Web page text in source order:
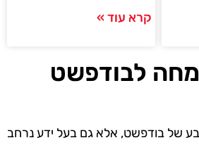
קרא עוד »
לבודפשט
של בודפשט, אלא גם בעל ידע נרחב